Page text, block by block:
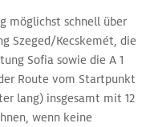
möglichst schnell über
Szeged/Kecskemét, die
Sofia sowie die A 1
Route vom Startpunkt
lang) insgesamt mit 12
wenn keine